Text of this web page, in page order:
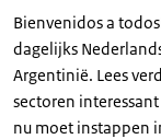
Bienvenidos a
dagelijks
Argentinië. Lees
sectoren
nu moet instappen